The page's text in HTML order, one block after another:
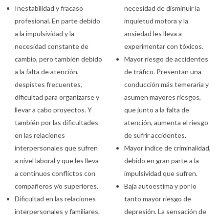
Inestabilidad y fracaso
profesional. En parte debido
a la impulsividad y la
necesidad constante de
cambio, pero también debido
a la falta de atención,
despistes frecuentes,
dificultad para organizarse y
llevar a cabo proyectos. Y
también por las dificultades
en las relaciones
interpersonales que sufren
a nivel laboral y que les lleva
a continuos conflictos con
compañeros y/o superiores.
Dificultad en las relaciones
interpersonales y familiares.
necesidad de disminuir la
inquietud motora y la
ansiedad les lleva a
experimentar con tóxicos.
Mayor riesgo de accidentes
de tráfico. Presentan una
conducción más temeraria y
asumen mayores riesgos,
que junto a la falta de
atención, aumenta el riesgo
de sufrir accidentes.
Mayor índice de criminalidad,
debido en gran parte a la
impulsividad que sufren.
Baja autoestima y por lo
tanto mayor riesgo de
depresión. La sensación de